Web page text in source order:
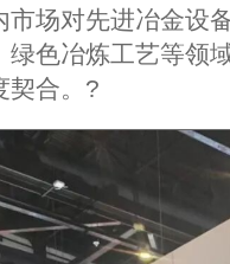
市场对先进冶金设
绿色冶炼工艺等领
契合。?